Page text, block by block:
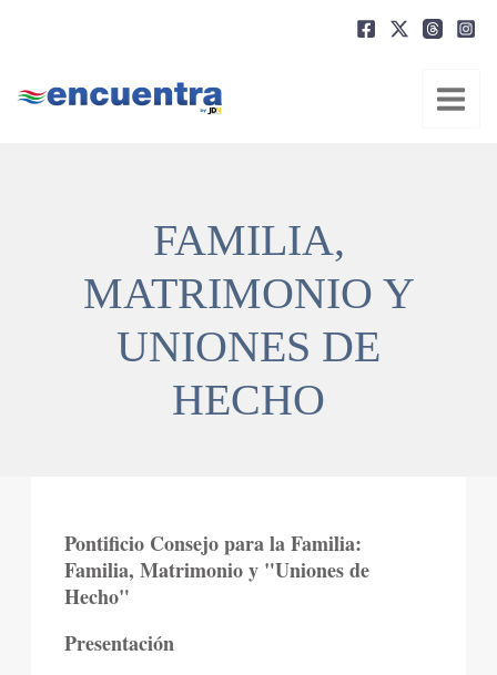
FAMILIA,
MATRIMONIO Y
UNIONES DE
HECHO
Pontificio Consejo para la Familia:
Familia, Matrimonio y "Uniones de
Hecho"
Presentación